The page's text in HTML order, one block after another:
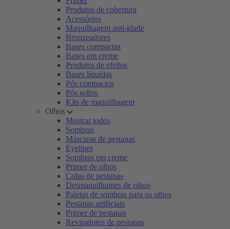
Produtos de cobertura
Acessórios
Maquilhagem anti-idade
Bronzeadores
Bases compactas
Bases em creme
Produtos de efeitos
Bases líquidas
Pós compactos
Pós soltos
Kits de maquilhagem
Olhos
Mostrar todos
Sombras
Máscaras de pestanas
Eyeliner
Sombras em creme
Primer de olhos
Colas de pestanas
Desmaquilhantes de olhos
Paletas de sombras para os olhos
Pestanas artificiais
Primer de pestanas
Reviradores de pestanas